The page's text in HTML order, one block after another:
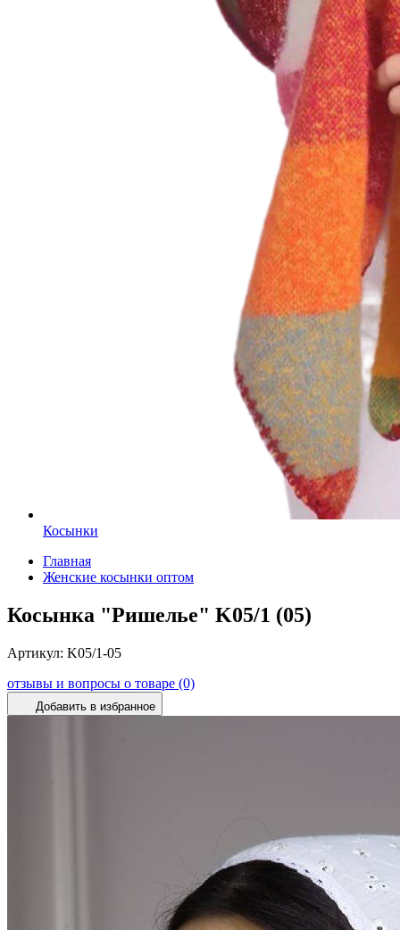
Косынки
Главная
Женские косынки оптом
Косынка "Ришелье" K05/1 (05)
Артикул: K05/1-05
отзывы и вопросы о товаре (0)
Добавить в избранное